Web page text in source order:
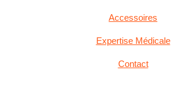
Accessoires
Expertise Médicale
Contact